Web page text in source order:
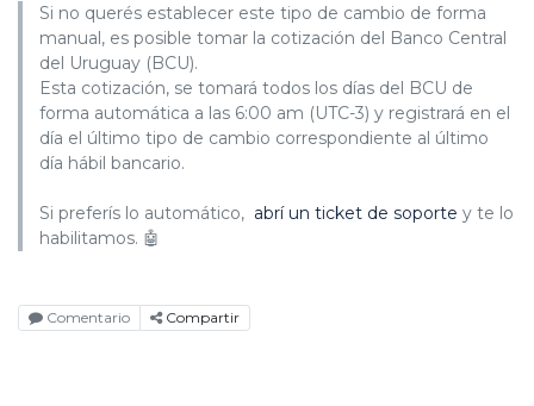
Si no querés establecer este tipo de cambio de forma
manual, es posible tomar la cotización del Banco Central
del Uruguay (BCU).
Esta cotización, se tomará todos los días del BCU de
forma automática a las 6:00 am (UTC-3) y registrará en el
día el último tipo de cambio correspondiente al último
día hábil bancario.
Si preferís lo automático, abrí un ticket de soporte y te lo
habilitamos. 🤖
Comentario Compartir